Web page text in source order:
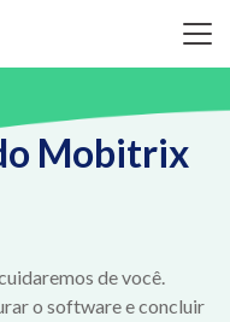
Mobitrix
de você.
o software e concluir